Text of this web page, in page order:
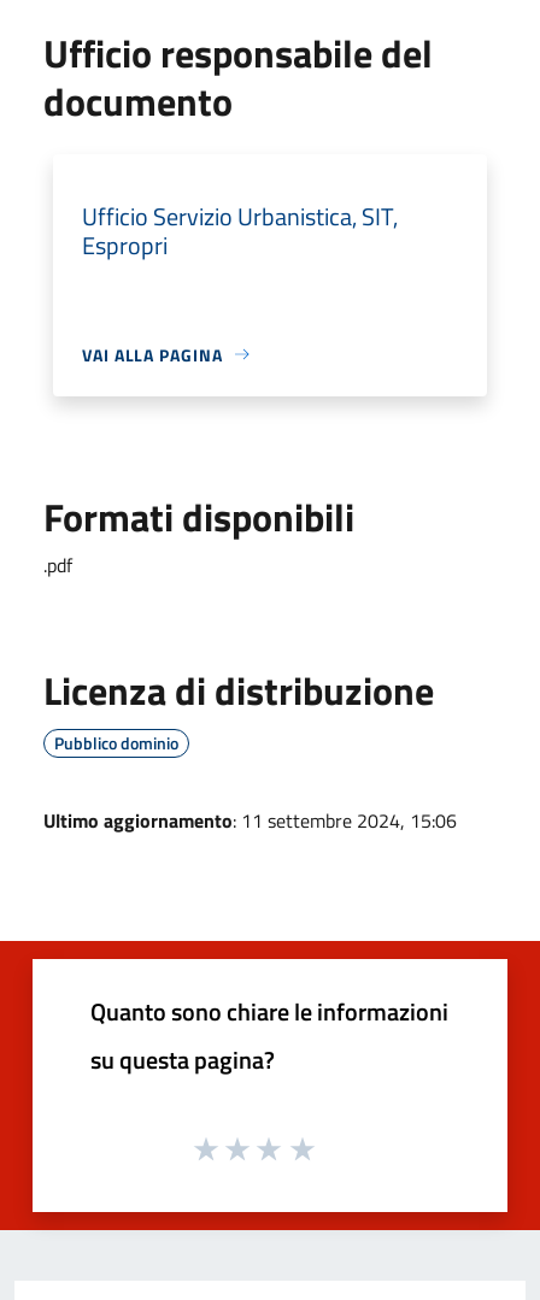
Ufficio responsabile del
documento
Ufficio Servizio Urbanistica, SIT,
Espropri
VAI ALLA PAGINA
Formati disponibili
.pdf
Licenza di distribuzione
Pubblico dominio
Ultimo aggiornamento: 11 settembre 2024, 15:06
Quanto sono chiare le informazioni
su questa pagina?